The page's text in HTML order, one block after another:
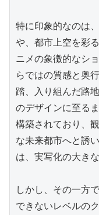
特に印象的なのは
や、都市上空を彩
ニメの象徴的なシ
らではの質感と奥
踏、入り組んだ路
のデザインに至る
構築されており、
な未来都市へと誘
は、実写化の大き
しかし、その一方
できないレベルの